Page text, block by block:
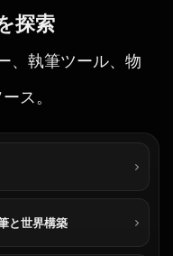
探索
、執筆ツール、物
ス。
と世界構築